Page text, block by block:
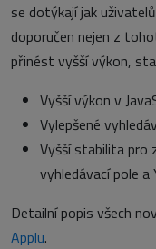
se dotýkají jak
doporučen nejen z
přinést vyšší výkon,
Vyšší výkon v
Vylepšené
Vyšší stabilita pro
vyhledávací pole a
Detailní popis všech
Applu.